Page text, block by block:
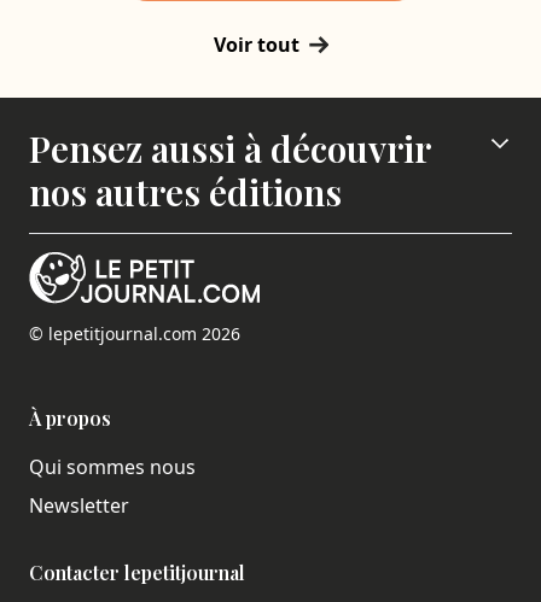
Voir tout
Pensez aussi à découvrir
nos autres éditions
© lepetitjournal.com 2026
À propos
Qui sommes nous
Newsletter
Contacter lepetitjournal